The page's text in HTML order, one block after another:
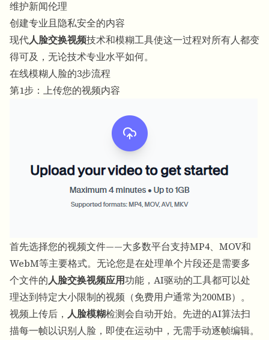
维护新闻伦理
创建专业且隐私安全的内容
现代人脸交换视频技术和模糊工具使这一过程对所有人都变
得可及，无论技术专业水平如何。
在线模糊人脸的3步流程
第1步：上传您的视频内容
首先选择您的视频文件——大多数平台支持MP4、MOV和
WebM等主要格式。无论您是在处理单个片段还是需要多
个文件的人脸交换视频应用功能，AI驱动的工具都可以处
理达到特定大小限制的视频（免费用户通常为200MB）。
视频上传后， 人脸模糊检测会自动开始。先进的AI算法扫
描每一帧以识别人脸，即使在运动中，无需手动逐帧编辑。